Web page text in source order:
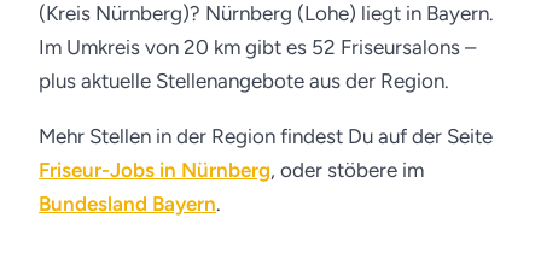
(Kreis Nürnberg)? Nürnberg (Lohe) liegt in Bayern.
Im Umkreis von 20 km gibt es 52 Friseursalons –
plus aktuelle Stellenangebote aus der Region.
Mehr Stellen in der Region findest Du auf der Seite
Friseur-Jobs in Nürnberg, oder stöbere im
Bundesland Bayern.